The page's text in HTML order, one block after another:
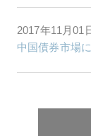
2017年11月01
中国債券市場